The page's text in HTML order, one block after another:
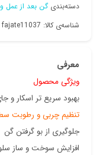
دسته‌بندی گن بعد از عمل و
شناسه‌ی کالا: fajate11037
معرفی
ویژگی محصول
بهبود سریع تر اسکار و
تنظیم چربی و رطوبت
جلوگیری از بو گرفتن گن
افزایش سوخت و ساز